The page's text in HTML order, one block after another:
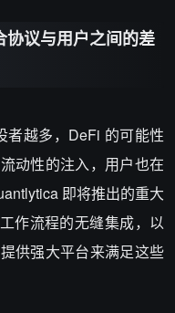
议与用户之间的差
者越多，DeFi 的可能性
动性的注入，用户也在
即将推出的重大
作流程的无缝集成，以
供强大平台来满足这些